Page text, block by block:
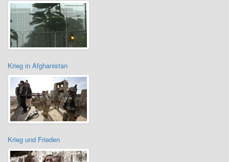
Krieg in Afghanistan
Krieg und Frieden